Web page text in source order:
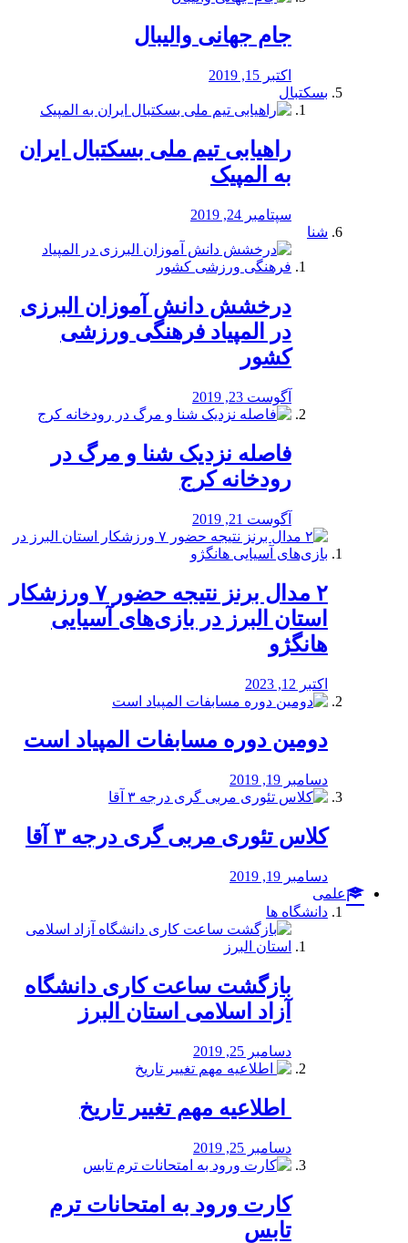
جام جهانی والیبال
اکتبر 15, 2019
بسکتبال
راهیابی تیم ملی بسکتبال ایران
به المپیک
سپتامبر 24, 2019
شنا
درخشش دانش آموزان البرزی
در المپیاد فرهنگی ورزشی
کشور
آگوست 23, 2019
️فاصله نزدیک شنا و مرگ در
رودخانه کرج
آگوست 21, 2019
۲ مدال برنز نتیجه حضور ۷ ورزشکار
استان البرز در بازی‌های آسیایی
هانگژو
اکتبر 12, 2023
دومین دوره مسابفات المپیاد است
دسامبر 19, 2019
کلاس تئوری مربی گری درجه ۳ آقا
دسامبر 19, 2019
علمی
دانشگاه ها
بازگشت ساعت کاری دانشگاه
آزاد اسلامی استان البرز
دسامبر 25, 2019
️ اطلاعیه مهم تغییر تاریخ
دسامبر 25, 2019
کارت ورود به امتحانات ترم
تابس